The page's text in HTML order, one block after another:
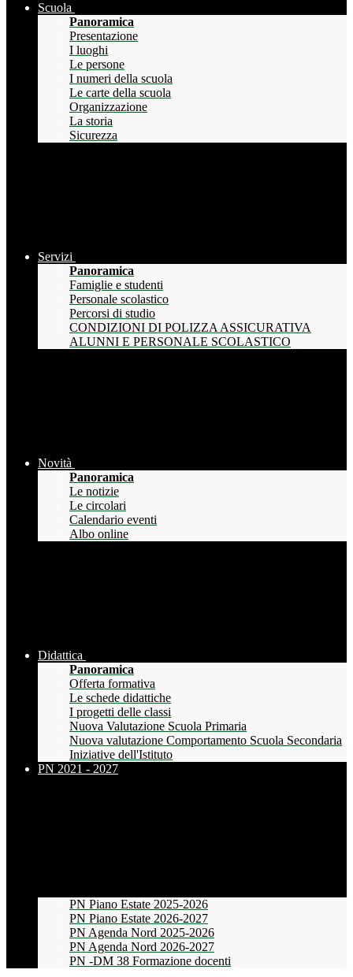
Scuola
Panoramica
Presentazione
I luoghi
Le persone
I numeri della scuola
Le carte della scuola
Organizzazione
La storia
Sicurezza
Servizi
Panoramica
Famiglie e studenti
Personale scolastico
Percorsi di studio
CONDIZIONI DI POLIZZA ASSICURATIVA
ALUNNI E PERSONALE SCOLASTICO
Novità
Panoramica
Le notizie
Le circolari
Calendario eventi
Albo online
Didattica
Panoramica
Offerta formativa
Le schede didattiche
I progetti delle classi
Nuova Valutazione Scuola Primaria
Nuova valutazione Comportamento Scuola Secondaria
Iniziative dell'Istituto
PN 2021 - 2027
PN Piano Estate 2025-2026
PN Piano Estate 2026-2027
PN Agenda Nord 2025-2026
PN Agenda Nord 2026-2027
PN -DM 38 Formazione docenti